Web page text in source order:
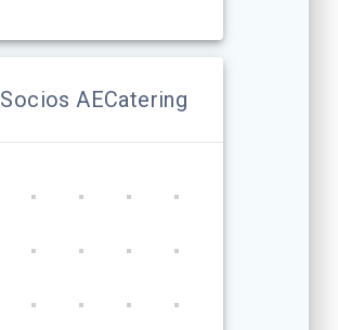
Socios AECatering